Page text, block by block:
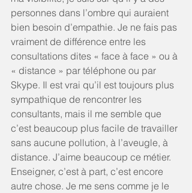
personnes dans l’ombre qui auraient
bien besoin d’empathie. Je ne fais pas
vraiment de différence entre les
consultations dites « face à face » ou à
« distance » par téléphone ou par
Skype. Il est vrai qu’il est toujours plus
sympathique de rencontrer les
consultants, mais il me semble que
c’est beaucoup plus facile de travailler
sans aucune pollution, à l’aveugle, à
distance. J’aime beaucoup ce métier.
Enseigner, c’est à part, c’est encore
autre chose. Je me sens comme je le